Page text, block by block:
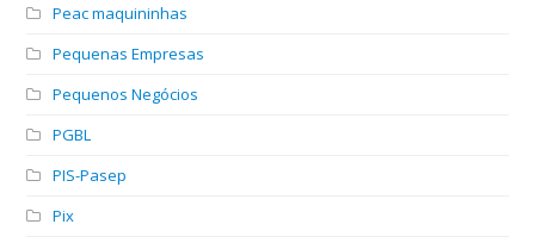
Peac maquininhas
Pequenas Empresas
Pequenos Negócios
PGBL
PIS-Pasep
Pix